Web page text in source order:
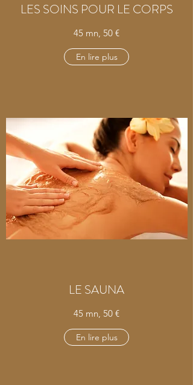
LES SOINS POUR LE CORPS
45 mn, 50 €
En lire plus
LE SAUNA
45 mn, 50 €
En lire plus